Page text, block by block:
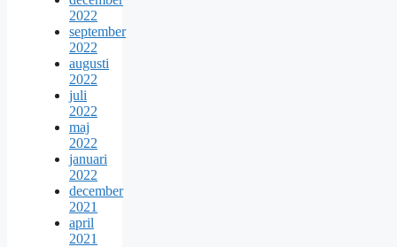
2022
september
2022
augusti
2022
juli
2022
maj
2022
januari
2022
december
2021
april
2021